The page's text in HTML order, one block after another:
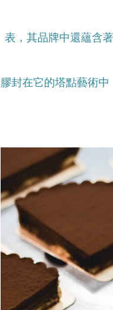
表，其品牌中還蘊含
膠封在它的塔點藝術